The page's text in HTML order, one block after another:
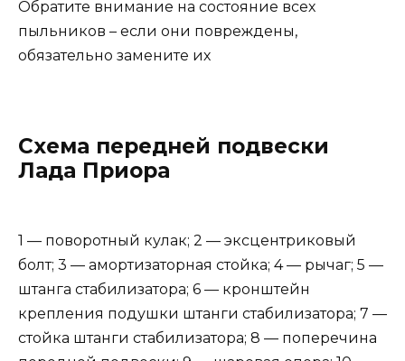
Обратите внимание на состояние всех
пыльников – если они повреждены,
обязательно замените их
Схема передней подвески
Лада Приора
1 — поворотный кулак; 2 — эксцентриковый
болт; 3 — амортизаторная стойка; 4 — рычаг; 5 —
штанга стабилизатора; 6 — кронштейн
крепления подушки штанги стабилизатора; 7 —
стойка штанги стабилизатора; 8 — поперечина